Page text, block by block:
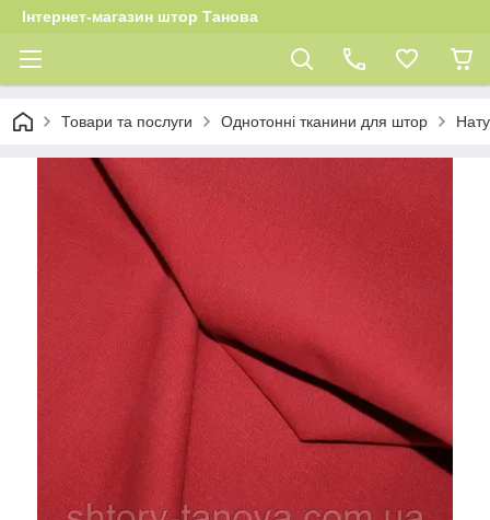
Інтернет-магазин штор Танова
Товари та послуги Однотонні тканини для штор